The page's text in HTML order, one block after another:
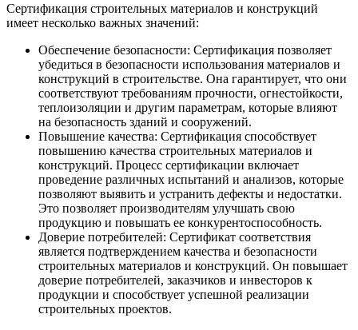
Сертификация строительных материалов и конструкций
имеет несколько важных значений:
Обеспечение безопасности: Сертификация позволяет
убедиться в безопасности использования материалов и
конструкций в строительстве. Она гарантирует, что они
соответствуют требованиям прочности, огнестойкости,
теплоизоляции и другим параметрам, которые влияют
на безопасность зданий и сооружений.
Повышение качества: Сертификация способствует
повышению качества строительных материалов и
конструкций. Процесс сертификации включает
проведение различных испытаний и анализов, которые
позволяют выявить и устранить дефекты и недостатки.
Это позволяет производителям улучшать свою
продукцию и повышать ее конкурентоспособность.
Доверие потребителей: Сертификат соответствия
является подтверждением качества и безопасности
строительных материалов и конструкций. Он повышает
доверие потребителей, заказчиков и инвесторов к
продукции и способствует успешной реализации
строительных проектов.